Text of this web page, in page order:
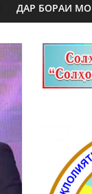
ДАР БОРАИ МО